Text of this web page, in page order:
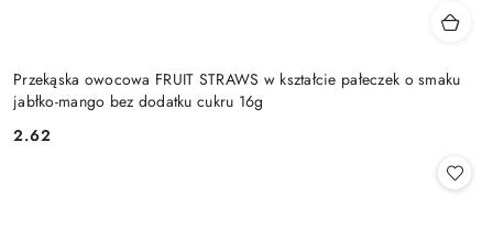
Przekąska owocowa FRUIT STRAWS w kształcie pałeczek o smaku
jabłko-mango bez dodatku cukru 16g
Cena:
2.62